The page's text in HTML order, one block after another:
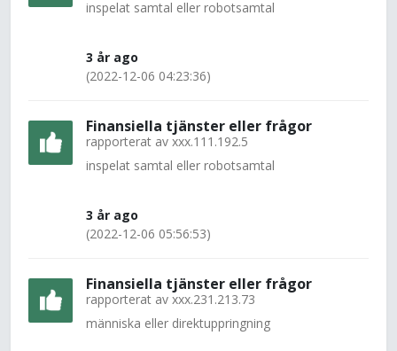
inspelat samtal eller robotsamtal
3 år ago
(2022-12-06 04:23:36)
Finansiella tjänster eller frågor
rapporterat av xxx.111.192.5
inspelat samtal eller robotsamtal
3 år ago
(2022-12-06 05:56:53)
Finansiella tjänster eller frågor
rapporterat av xxx.231.213.73
människa eller direktuppringning